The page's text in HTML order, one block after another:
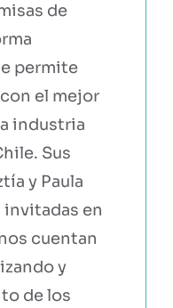
de
permite
el mejor
industria
Sus
y Paula
invitadas en
cuentan
y
de los